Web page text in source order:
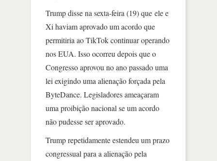
Trump disse na sexta-feira (19) que ele e
Xi haviam aprovado um acordo que
permitiria ao TikTok continuar operando
nos EUA. Isso ocorreu depois que o
Congresso aprovou no ano passado uma
lei exigindo uma alienação forçada pela
ByteDance. Legisladores ameaçaram
uma proibição nacional se um acordo
não pudesse ser aprovado.
Trump repetidamente estendeu um prazo
congressual para a alienação pela